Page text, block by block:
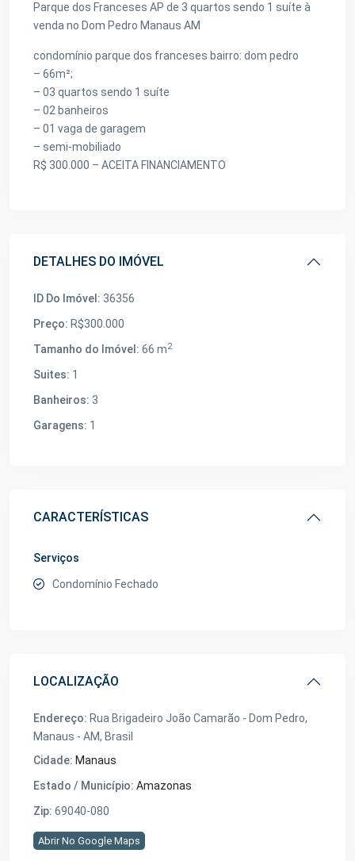
Parque dos Franceses AP de 3 quartos sendo 1 suíte à
venda no Dom Pedro Manaus AM
condomínio parque dos franceses bairro: dom pedro
– 66m²;
– 03 quartos sendo 1 suíte
– 02 banheiros
– 01 vaga de garagem
– semi-mobiliado
R$ 300.000 – ACEITA FINANCIAMENTO
DETALHES DO IMÓVEL
ID Do Imóvel: 36356
Preço: R$300.000
Tamanho do Imóvel: 66 m2
Suites: 1
Banheiros: 3
Garagens: 1
CARACTERÍSTICAS
Serviços
Condomínio Fechado
LOCALIZAÇÃO
Endereço: Rua Brigadeiro João Camarão - Dom Pedro,
Manaus - AM, Brasil
Cidade: Manaus
Estado / Município: Amazonas
Zip: 69040-080
Abrir No Google Maps